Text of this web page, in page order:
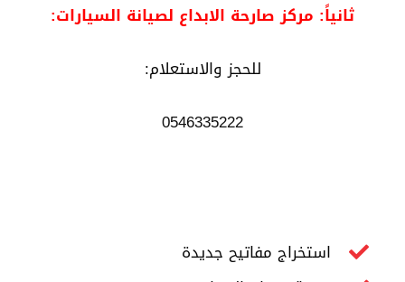
ثانياً: مركز صارحة الابداع لصيانة السيارات:
للحجز والاستعلام:
0546335222
استخراج مفاتيح جديدة